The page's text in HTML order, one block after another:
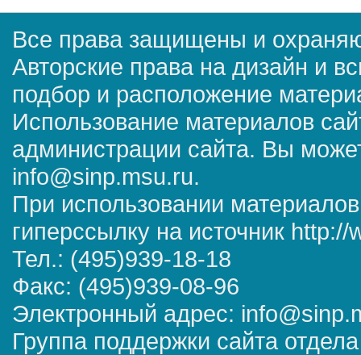
Все права защищены и
Авторские права на дизайн и
подбор и расположение
Использование материалов
администрации сайта. Вы
info@sinp.msu.ru.
При использовании
гиперссылку на источник
Тел.: (495)939-18-18
Факс: (495)939-08-96
Электронный адрес:
Группа поддержки сайта